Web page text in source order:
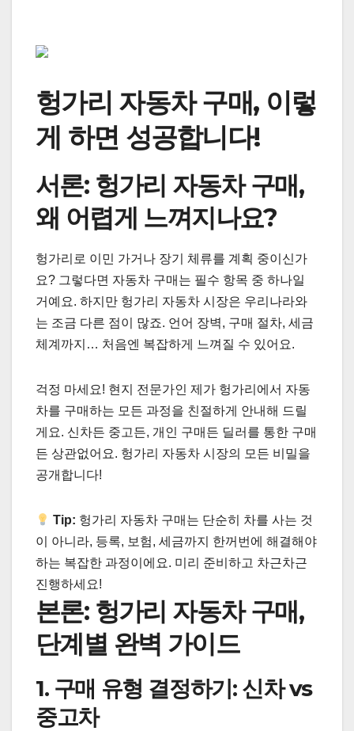
헝가리 자동차 구매, 이렇
게 하면 성공합니다!
서론: 헝가리 자동차 구매,
왜 어렵게 느껴지나요?
헝가리로 이민 가거나 장기 체류를 계획 중이신가
요? 그렇다면 자동차 구매는 필수 항목 중 하나일
거예요. 하지만 헝가리 자동차 시장은 우리나라와
는 조금 다른 점이 많죠. 언어 장벽, 구매 절차, 세금
체계까지… 처음엔 복잡하게 느껴질 수 있어요.
걱정 마세요! 현지 전문가인 제가 헝가리에서 자동
차를 구매하는 모든 과정을 친절하게 안내해 드릴
게요. 신차든 중고든, 개인 구매든 딜러를 통한 구매
든 상관없어요. 헝가리 자동차 시장의 모든 비밀을
공개합니다!
Tip: 헝가리 자동차 구매는 단순히 차를 사는 것
이 아니라, 등록, 보험, 세금까지 한꺼번에 해결해야
하는 복잡한 과정이에요. 미리 준비하고 차근차근
진행하세요!
본론: 헝가리 자동차 구매,
단계별 완벽 가이드
1. 구매 유형 결정하기: 신차 vs
중고차